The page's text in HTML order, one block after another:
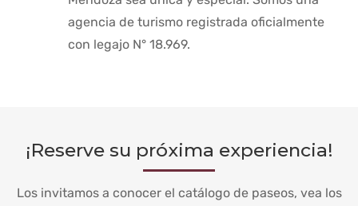
agencia de turismo registrada oficialmente
con legajo N° 18.969.
¡Reserve su próxima experiencia!
Los invitamos a conocer el catálogo de paseos, vea los